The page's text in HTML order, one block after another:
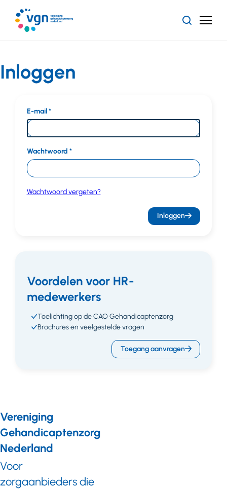
naar
hoofdinhoud
ZoekenMenu
Inloggen
E-mail
Wachtwoord
Wachtwoord vergeten?
Inloggen
Voordelen voor HR-
medewerkers
Toelichting op de CAO Gehandicaptenzorg
Brochures en veelgestelde vragen
Toegang aanvragen
Vereniging
Gehandicaptenzorg
Nederland
Voor
zorgaanbieders die